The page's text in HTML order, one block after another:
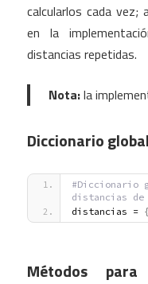
calcularlos cada vez;
en la
distancias repetidas.
Nota:la
Diccionario
#Diccionario
distancias
distancias = {
Métodos